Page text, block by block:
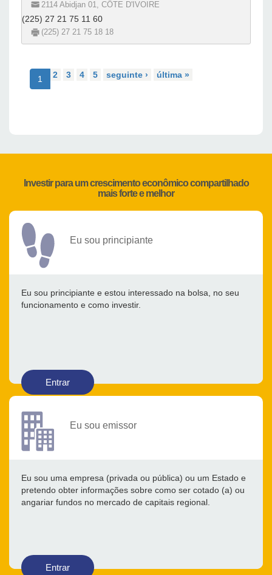
2114 Abidjan 01, CÔTE D'IVOIRE
(225) 27 21 75 11 60
(225) 27 21 75 18 18
1 2 3 4 5 seguinte › última »
Investir para um crescimento econômico compartilhado
mais forte e melhor
Eu sou principiante
Eu sou principiante e estou interessado na bolsa, no seu
funcionamento e como investir.
Entrar
Eu sou emissor
Eu sou uma empresa (privada ou pública) ou um Estado e
pretendo obter informações sobre como ser cotado (a) ou
angariar fundos no mercado de capitais regional.
Entrar